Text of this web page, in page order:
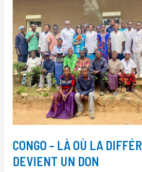
CONGO – LÀ OÙ LA
DEVIENT UN DON
OÙ
LA
DIFFÉRENCE
DEVIENT
UN
DON